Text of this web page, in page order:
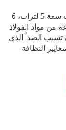
تم تصميم هذه آلة تعبئة المياه خصيصًا لزجاجات سعة 5 لترات، 6
الفولاذ
الصدأ الذي